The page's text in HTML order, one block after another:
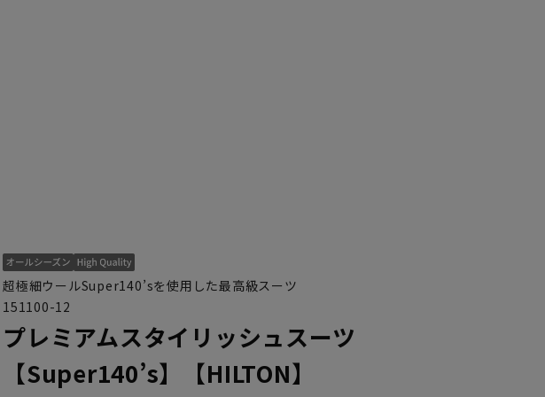
YA4 YA5 YA6
超極細ウールSuper140’sを使用した最高級スーツ
151100-12
プレミアムスタイリッシュスーツ
【Super140’s】【HILTON】